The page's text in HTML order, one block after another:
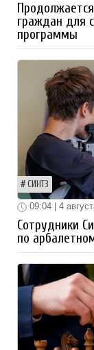
граждан для
программы
СИНТЗ
09:04 | 4
Сотрудники
по